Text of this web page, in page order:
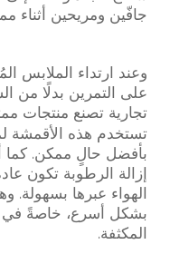
جافّين ومريحين أثناء
وعند ارتداء الملابس
على التمرين بدلًا من
تجارية تصنع منتجات
تستخدم هذه الأقمشة
بأفضل حالٍ ممكن. كما
إزالة الرطوبة تكون
الهواء عبرها بسهولة.
بشكل أسرع، خاصةً في
المكثفة.